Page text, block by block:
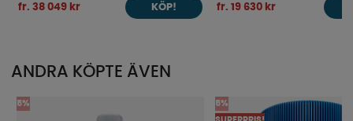
fr. 38 049 kr KÖP! fr. 19 630 kr
ANDRA KÖPTE ÄVEN
5%
5%